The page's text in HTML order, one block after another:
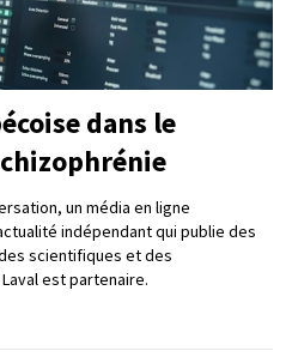
dans le
un média en ligne
indépendant qui publie des
scientifiques et des
est partenaire.